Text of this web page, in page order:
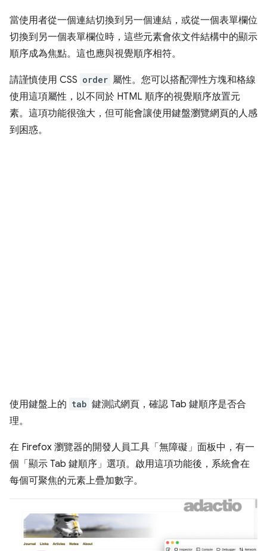
當使用者從一個連結切換到另一個連結，或從一個表單欄位
切換到另一個表單欄位時，這些元素會依文件結構中的顯示
順序成為焦點。這也應與視覺順序相符。
請謹慎使用 CSS order 屬性。您可以搭配彈性方塊和格線
使用這項屬性，以不同於 HTML 順序的視覺順序放置元
素。這項功能很強大，但可能會讓使用鍵盤瀏覽網頁的人感
到困惑。
使用鍵盤上的 tab 鍵測試網頁，確認 Tab 鍵順序是否合
理。
在 Firefox 瀏覽器的開發人員工具「無障礙」 面板中，有一
個「顯示 Tab 鍵順序」 選項。啟用這項功能後，系統會在
每個可聚焦的元素上疊加數字。